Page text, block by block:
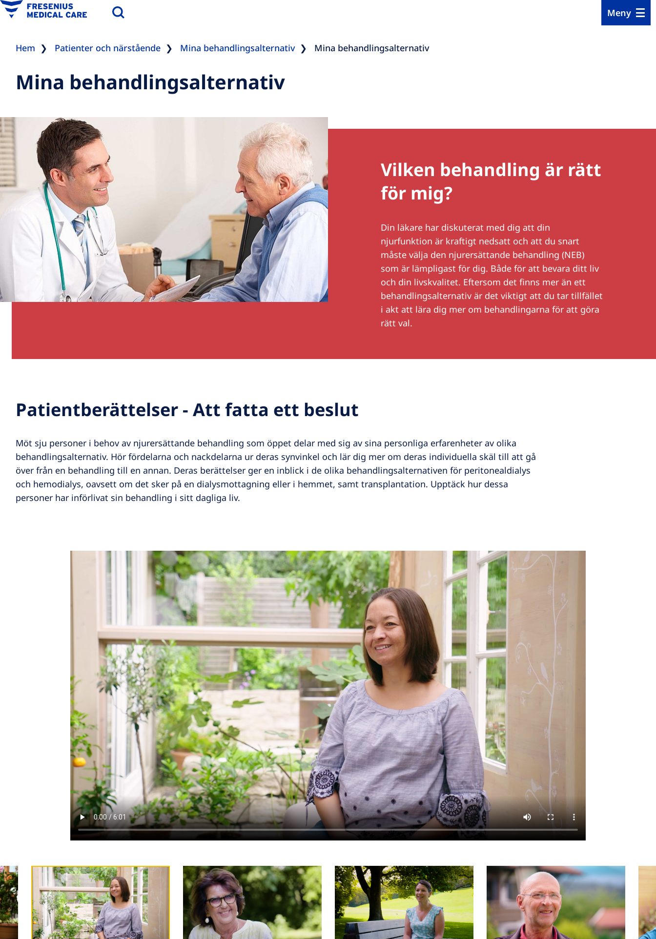
Meny
Hem Patienter och närstående Mina behandlingsalternativ Mina behandlingsalternativ
Mina behandlingsalternativ
Vilken behandling är rätt
för mig?
Din läkare har diskuterat med dig att din
njurfunktion är kraftigt nedsatt och att du snart
måste välja den njurersättande behandling (NEB)
som är lämpligast för dig. Både för att bevara ditt liv
och din livskvalitet. Eftersom det finns mer än ett
behandlingsalternativ är det viktigt att du tar tillfället
i akt att lära dig mer om behandlingarna för att göra
rätt val.
Patientberättelser - Att fatta ett beslut
Möt sju personer i behov av njurersättande behandling som öppet delar med sig av sina personliga erfarenheter av olika
behandlingsalternativ. Hör fördelarna och nackdelarna ur deras synvinkel och lär dig mer om deras individuella skäl till att gå
över från en behandling till en annan. Deras berättelser ger en inblick i de olika behandlingsalternativen för peritonealdialys
och hemodialys, oavsett om det sker på en dialysmottagning eller i hemmet, samt transplantation. Upptäck hur dessa
personer har införlivat sin behandling i sitt dagliga liv.